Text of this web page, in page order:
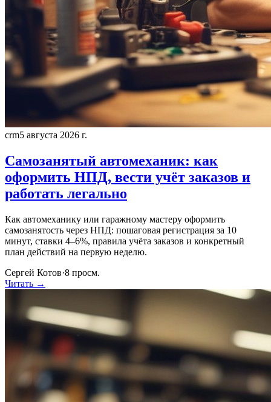
crm5 августа 2026 г.
Самозанятый автомеханик: как
оформить НПД, вести учёт заказов и
работать легально
Как автомеханику или гаражному мастеру оформить
самозанятость через НПД: пошаговая регистрация за 10
минут, ставки 4–6%, правила учёта заказов и конкретный
план действий на первую неделю.
Сергей Котов·8 просм.
Читать →